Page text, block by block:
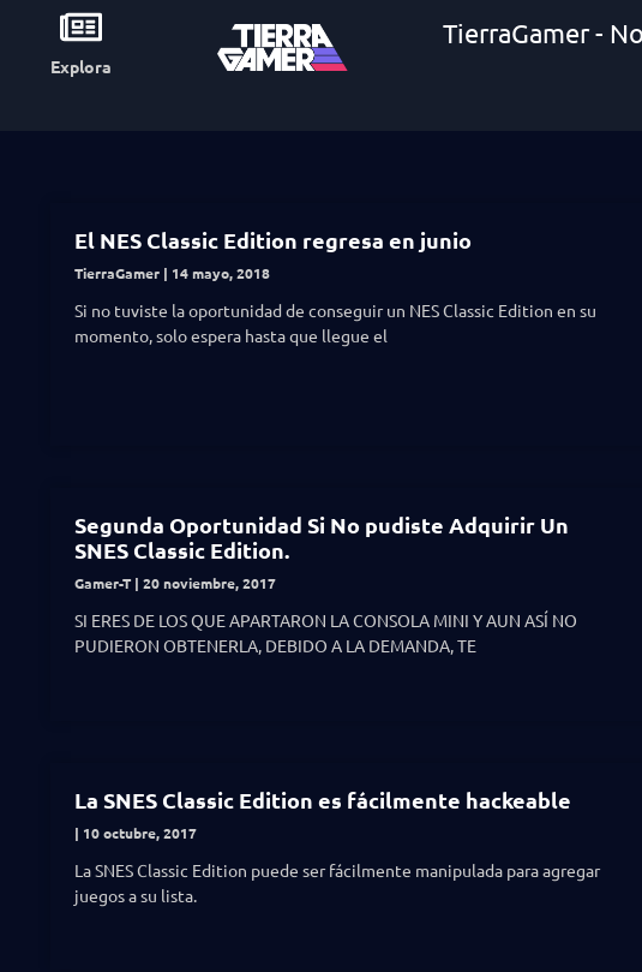
Explora
TierraGamer -
El NES Classic Edition regresa en junio
TierraGamer 14 mayo, 2018
Si no tuviste la oportunidad de conseguir un NES Classic Edition en su
momento, solo espera hasta que llegue el
Segunda Oportunidad Si No pudiste Adquirir Un
SNES Classic Edition.
Gamer-T 20 noviembre, 2017
SI ERES DE LOS QUE APARTARON LA CONSOLA MINI Y AUN ASÍ NO
PUDIERON OBTENERLA, DEBIDO A LA DEMANDA, TE
La SNES Classic Edition es fácilmente hackeable
10 octubre, 2017
La SNES Classic Edition puede ser fácilmente manipulada para agregar
juegos a su lista.